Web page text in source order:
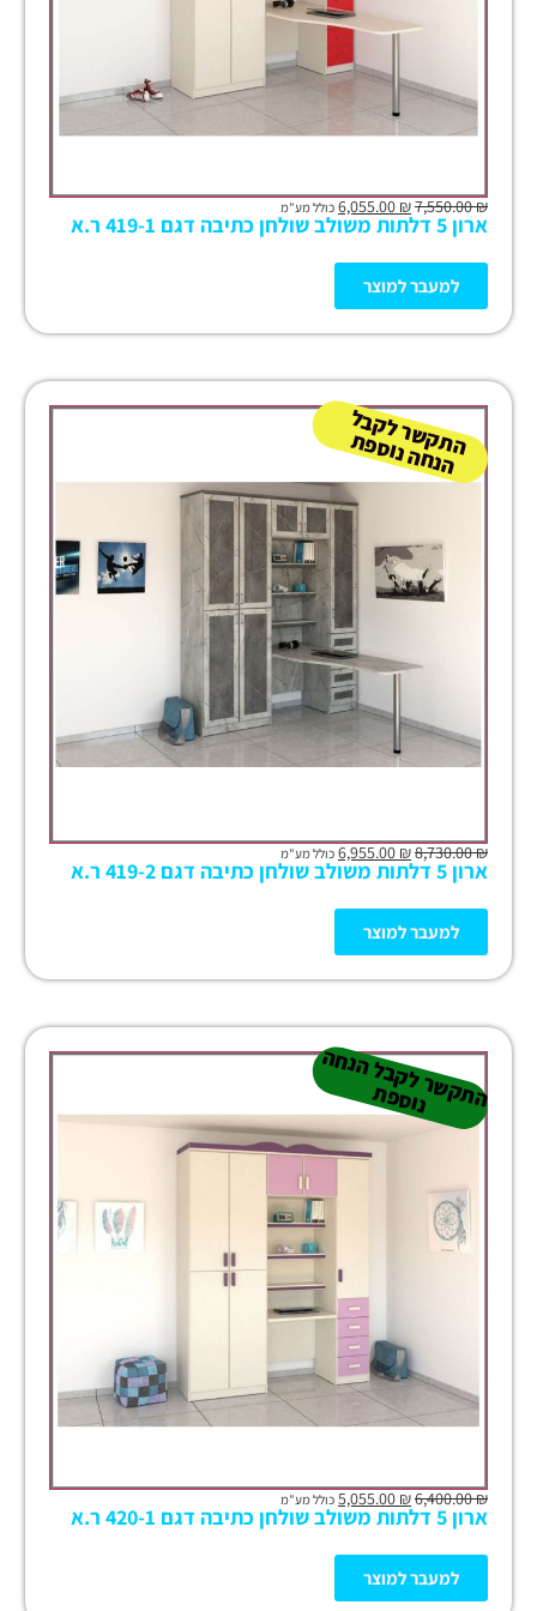
₪
7,550.00
₪ כולל מע"מ
ארון 5 דלתות משולב שולחן כתיבה דגם 419-1 ר.א
למעבר למוצר
ה
ת
ק
ש
ר
ל
ק
ב
ל
הנ
ח
ה נו
ס
פ
ת
₪
8,730.00
₪ כולל מע"מ
ארון 5 דלתות משולב שולחן כתיבה דגם 419-2 ר.א
למעבר למוצר
ה
ת
ק
ש
ר
ל
ק
ב
ל
הנ
ח
ה
נו
ס
פ
ת
₪
6,400.00
₪ כולל מע"מ
ארון 5 דלתות משולב שולחן כתיבה דגם 420-1 ר.א
למעבר למוצר